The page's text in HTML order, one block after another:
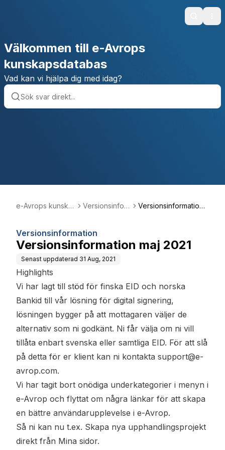
Search
Välkommen till e-Avrops
kunskapsdatabas
Vad kan vi hjälpa dig med idag?
e-Avrops kunska
Versionsinfor
Versionsinformation
Versionsinformation
Versionsinformation maj 2021
Senast uppdaterad 31 Aug, 2021
Highlights
Vi har lagt till stöd för finska EID och norska
Bankid till vår lösning för digital signering,
lösningen bygger på att mottagaren väljer de
alternativ som ni godkänt. Ni får välja om ni vill
tillåta enbart svenska eller samtliga EID. För att slå
på detta för er klient kan ni kontakta support@e-
avrop.com.
Vi har tagit bort onödiga underkategorier i menyn i
e-Avrop och flyttat om några länkar för att skapa
en bättre användarupplevelse i e-Avrop.
Så ni kan nu t.ex. Skapa nya upphandlingsprojekt
direkt från Mina sidor.